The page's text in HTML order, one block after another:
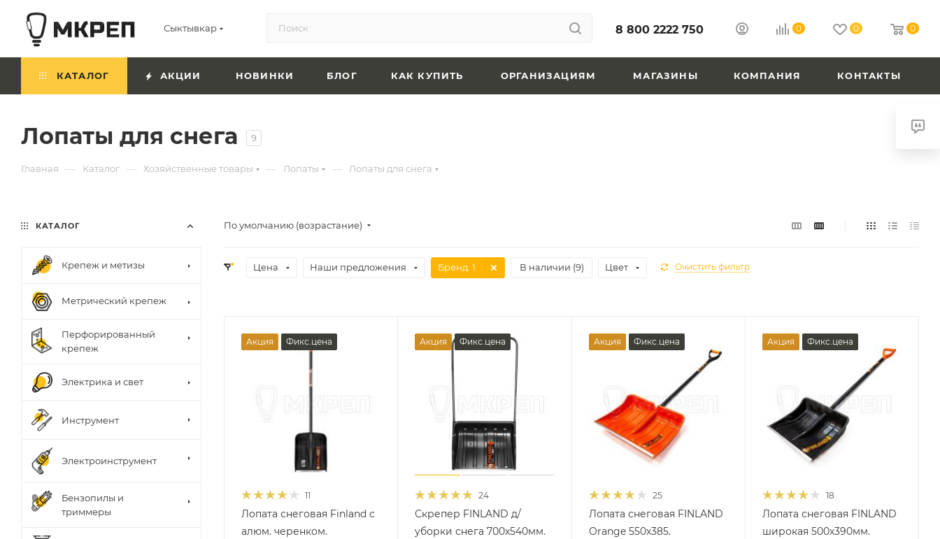
Сыктывкар 8 800 2222 750 0 0 0
КАТАЛОГ АКЦИИ НОВИНКИ БЛОГ КАК КУПИТЬ ОРГАНИЗАЦИЯМ МАГАЗИНЫ КОМПАНИЯ КОНТАКТЫ
Лопаты для снега 9
Главная — Каталог — Хозяйственные товары — Лопаты — Лопаты для снега
По умолчанию (возрастание)
Цена Наши предложения Бренд: 1 В наличии (9) Цвет Очистить фильтр
Акция Фикс.цена
11
Лопата снеговая Finland с
алюм. черенком.
Акция Фикс.цена
24
Скрепер FINLAND д/
уборки снега 700х540мм.
Акция Фикс.цена
25
Лопата снеговая FINLAND
Orange 550x385.
Акция Фикс.цена
18
Лопата снеговая FINLAND
широкая 500х390мм.
КАТАЛОГ
Крепеж и метизы
Метрический крепеж
Перфорированный
крепеж
Электрика и свет
Инструмент
Электроинструмент
Бензопилы и
триммеры